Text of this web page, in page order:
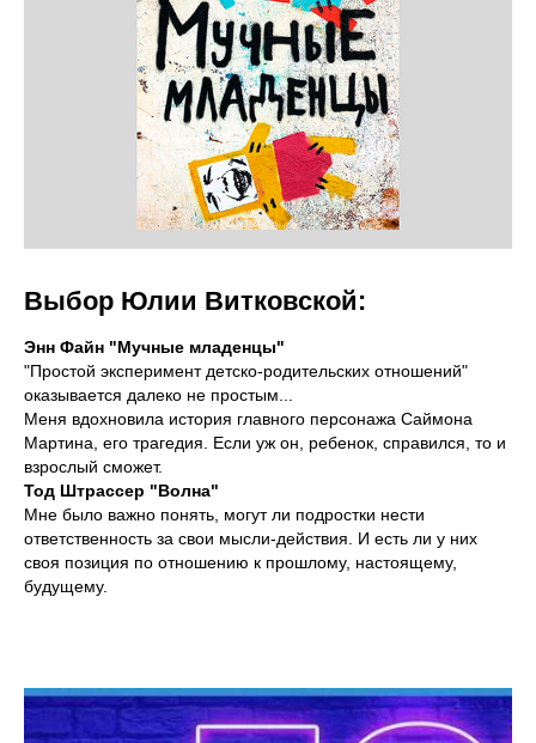
Выбор Юлии Витковской:
Энн Файн "Мучные младенцы"
"Простой эксперимент детско-родительских отношений"
оказывается далеко не простым...
Меня вдохновила история главного персонажа Саймона
Мартина, его трагедия. Если уж он, ребенок, справился, то и
взрослый сможет.
Тод Штрассер "Волна"
Мне было важно понять, могут ли подростки нести
ответственность за свои мысли-действия. И есть ли у них
своя позиция по отношению к прошлому, настоящему,
будущему.